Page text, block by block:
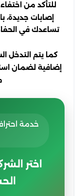
للتأكد من
إصابات جديدة،
تساعدك في
كما يتم التدخل
إضافية لضمان
خدمة
اختر